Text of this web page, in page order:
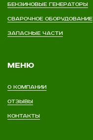
Бензиновые генераторы
Сварочное оборудование
Запасные части
Меню
О компании
Отзывы
Контакты